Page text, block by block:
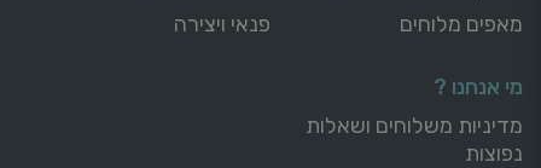
מאפים מלוחים
פנאי ויצירה
מי אנחנו ?
מדיניות משלוחים ושאלות
נפוצות